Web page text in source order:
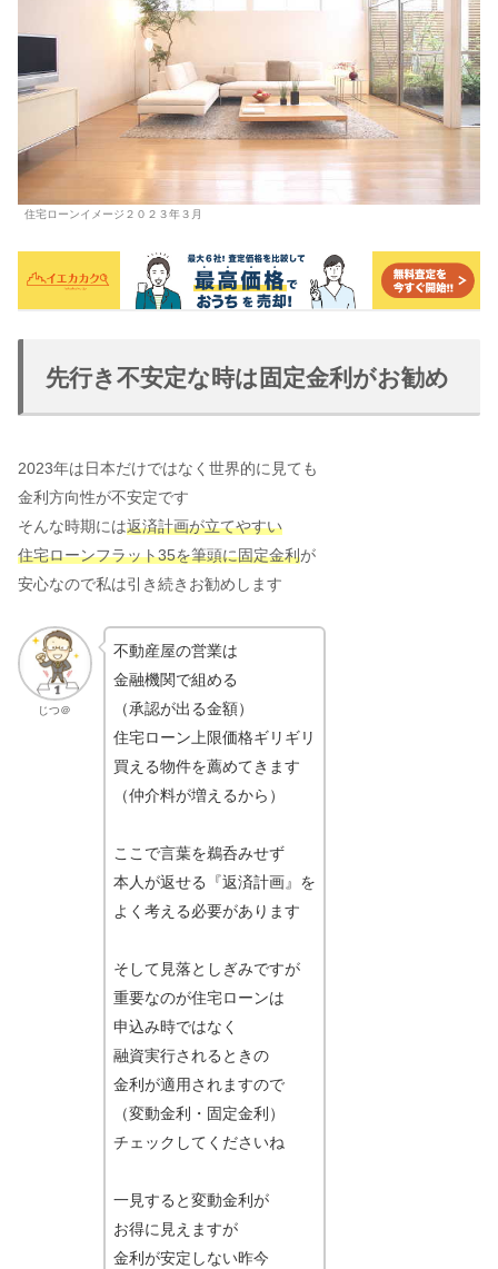
住宅ローンイメージ２０２３年３月
先行き不安定な時は固定金利がお勧め
2023年は日本だけではなく世界的に見ても
金利方向性が不安定です
そんな時期には返済計画が立てやすい
住宅ローンフラット35を筆頭に固定金利が
安心なので私は引き続きお勧めします
じつ＠
不動産屋の営業は
金融機関で組める
（承認が出る金額）
住宅ローン上限価格ギリギリ
買える物件を薦めてきます
（仲介料が増えるから）
ここで言葉を鵜呑みせず
本人が返せる『返済計画』を
よく考える必要があります
そして見落としぎみですが
重要なのが住宅ローンは
申込み時ではなく
融資実行されるときの
金利が適用されますので
（変動金利・固定金利）
チェックしてくださいね
一見すると変動金利が
お得に見えますが
金利が安定しない昨今